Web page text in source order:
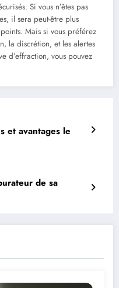
Si vous n’êtes pas
il sera peut-être plus
Mais si vous préférez
la discrétion, et les alertes
d’effraction, vous pouvez
et avantages le
de sa